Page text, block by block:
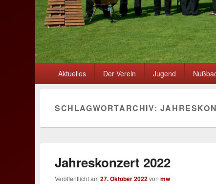
Aktuelles Der Verein Jugend
SCHLAGWORTARCHIV:
Jahreskonzert 2022
Veröffentlicht am 27. Oktober 2022von mw